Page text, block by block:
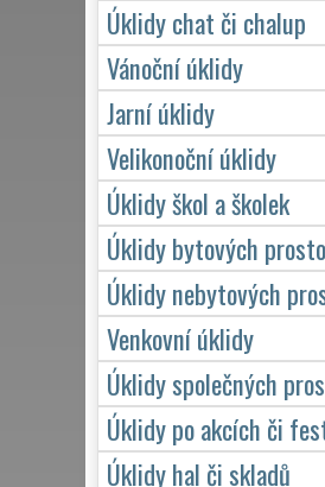
Úklidy chat či chalup
Vánoční úklidy
Jarní úklidy
Velikonoční úklidy
Úklidy škol a školek
Úklidy bytových
Úklidy nebytových
Venkovní úklidy
Úklidy společných
Úklidy po akcích či
Úklidy hal či skladů